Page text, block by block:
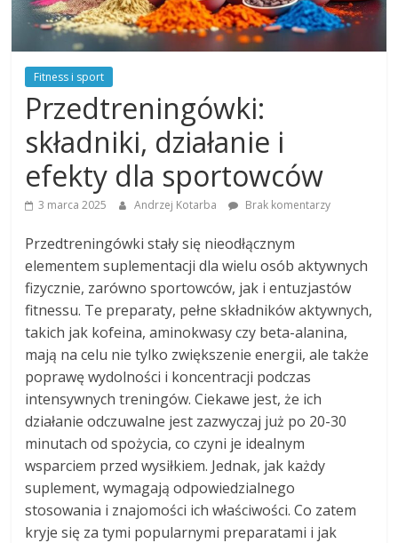
Fitness i sport
Przedtreningówki:
składniki, działanie i
efekty dla sportowców
3 marca 2025 Andrzej Kotarba Brak komentarzy
Przedtreningówki stały się nieodłącznym
elementem suplementacji dla wielu osób aktywnych
fizycznie, zarówno sportowców, jak i entuzjastów
fitnessu. Te preparaty, pełne składników aktywnych,
takich jak kofeina, aminokwasy czy beta-alanina,
mają na celu nie tylko zwiększenie energii, ale także
poprawę wydolności i koncentracji podczas
intensywnych treningów. Ciekawe jest, że ich
działanie odczuwalne jest zazwyczaj już po 20-30
minutach od spożycia, co czyni je idealnym
wsparciem przed wysiłkiem. Jednak, jak każdy
suplement, wymagają odpowiedzialnego
stosowania i znajomości ich właściwości. Co zatem
kryje się za tymi popularnymi preparatami i jak